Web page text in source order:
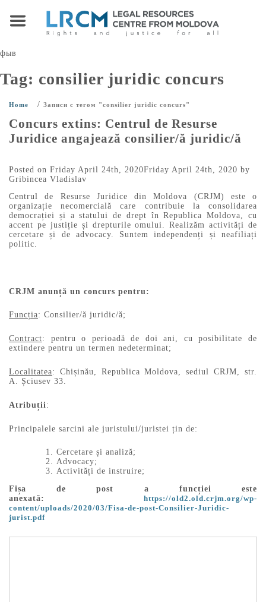
фыв
Tag: consilier juridic concurs
Home / Записи с тегом "consilier juridic concurs"
Concurs extins: Centrul de Resurse
Juridice angajează consilier/ă juridic/ă
Posted on Friday April 24th, 2020Friday April 24th, 2020 by
Gribincea Vladislav
Centrul de Resurse Juridice din Moldova (CRJM) este o
organizație necomercială care contribuie la consolidarea
democrației și a statului de drept în Republica Moldova, cu
accent pe justiție și drepturile omului. Realizăm activități de
cercetare și de advocacy. Suntem independenți și neafiliați
politic.
CRJM anunță un concurs pentru:
Funcția: Consilier/ă juridic/ă;
Contract: pentru o perioadă de doi ani, cu posibilitate de
extindere pentru un termen nedeterminat;
Localitatea: Chișinău, Republica Moldova, sediul CRJM, str.
A. Șciusev 33.
Atribuții :
Principalele sarcini ale juristului/juristei țin de:
Cercetare și analiză;
Advocacy;
Activități de instruire;
Fișa de post a funcției este
anexată:
https://old2.old.crjm.org/wp-
content/uploads/2020/03/Fisa-de-post-Consilier-Juridic-
jurist.pdf